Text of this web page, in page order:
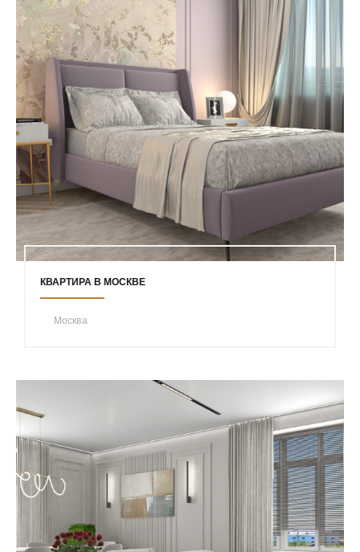
КВАРТИРА В МОСКВЕ
Москва